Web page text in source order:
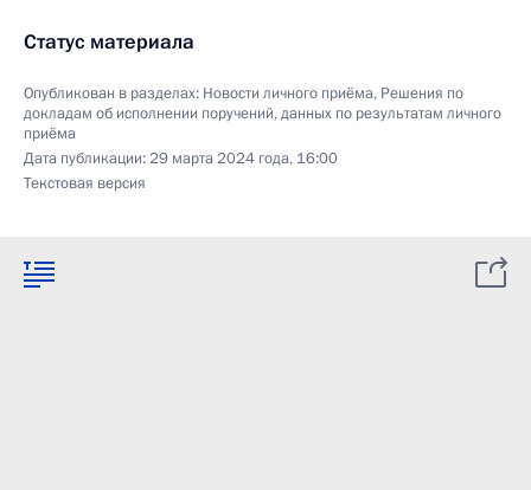
Статус материала
Опубликован в разделах: Новости личного приёма, Решения по
докладам об исполнении поручений, данных по результатам личного
приёма
Дата публикации:29 марта 2024 года, 16:00
Текстовая версия